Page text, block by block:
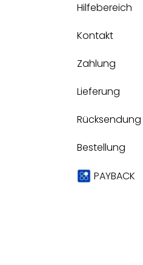
Hilfebereich
Kontakt
Zahlung
Lieferung
Rücksendung
Bestellung
PAYBACK